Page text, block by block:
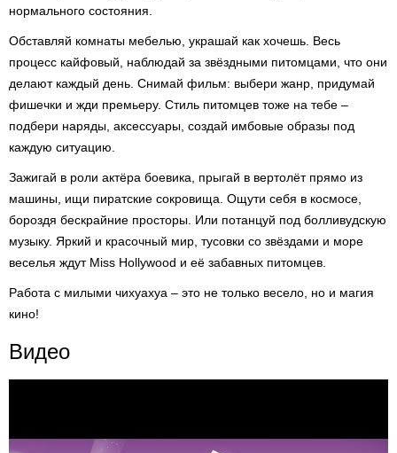
нормального состояния.
Обставляй комнаты мебелью, украшай как хочешь. Весь
процесс кайфовый, наблюдай за звёздными питомцами, что они
делают каждый день. Снимай фильм: выбери жанр, придумай
фишечки и жди премьеру. Стиль питомцев тоже на тебе –
подбери наряды, аксессуары, создай имбовые образы под
каждую ситуацию.
Зажигай в роли актёра боевика, прыгай в вертолёт прямо из
машины, ищи пиратские сокровища. Ощути себя в космосе,
бороздя бескрайние просторы. Или потанцуй под болливудскую
музыку. Яркий и красочный мир, тусовки со звёздами и море
веселья ждут Miss Hollywood и её забавных питомцев.
Работа с милыми чихуахуа – это не только весело, но и магия
кино!
Видео